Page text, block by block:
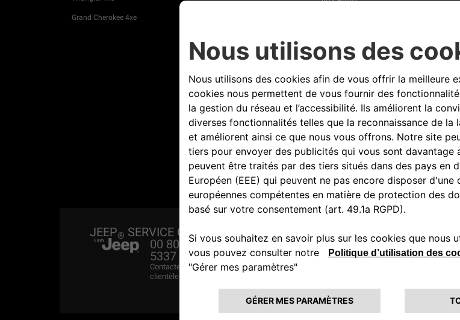
Grand Cherokee 4xe
Recyclage de votre
véhicule
Service client
Vidéocheck
Découvrez Jeep
Campagne de rappel
Offres du moment
JEEP® SERVICE CLIENT
00 800 0 426
5337
Contactez notre service
clientèle Jeep